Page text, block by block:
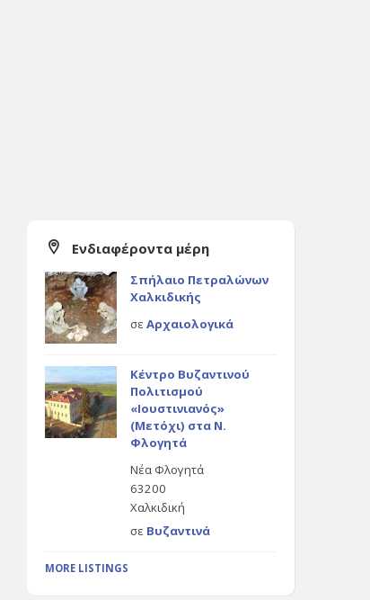
Ενδιαφέροντα μέρη
Σπήλαιο Πετραλώνων
Χαλκιδικής
σε Αρχαιολογικά
Κέντρο Βυζαντινού
Πολιτισμού
«Ιουστινιανός»
(Μετόχι) στα Ν.
Φλογητά
Νέα Φλογητά
63200
Χαλκιδική
σε Βυζαντινά
MORE LISTINGS